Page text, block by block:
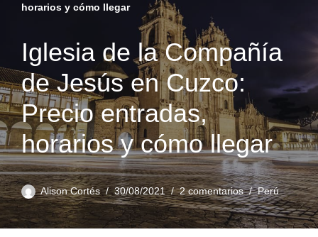
horarios y cómo llegar
Iglesia de la Compañía
de Jesús en Cuzco:
Precio entradas,
horarios y cómo llegar
Alison Cortés 30/08/2021 2 comentarios Perú